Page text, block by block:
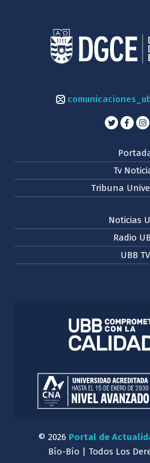
Tv
Tribuna
Noticias
Radio
UBB TV
© 2026 Portal de
Bío-Bío | Todos Los